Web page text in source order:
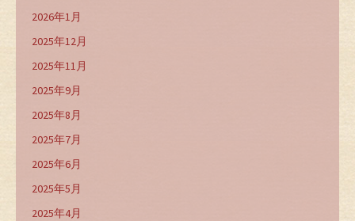
2026年1月
2025年12月
2025年11月
2025年9月
2025年8月
2025年7月
2025年6月
2025年5月
2025年4月